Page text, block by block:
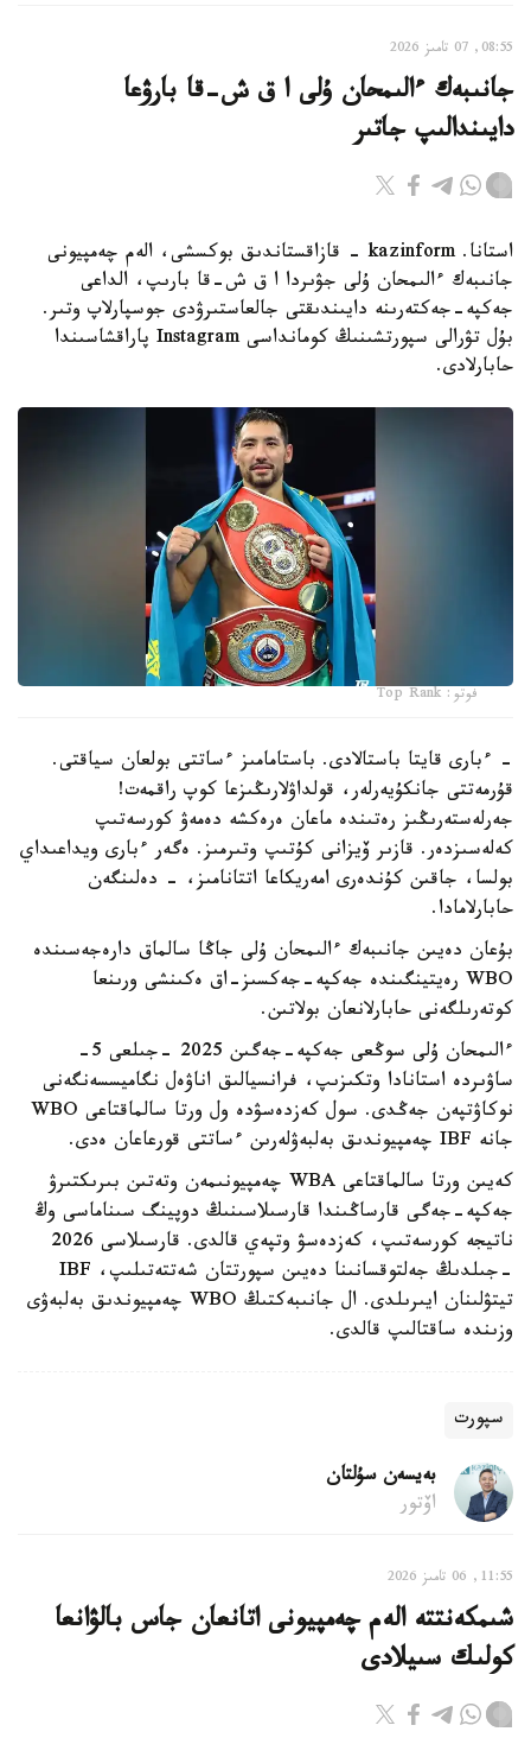
08:55, 07 تامىز 2026
جانىبەك ءالىمحان ۇلى ا ق ش-قا بارۋعا
دايىندالىپ جاتىر
استانا. kazinform - قازاقستاندىق بوكسشى، الەم چەمپيونى
جانىبەك ءالىمحان ۇلى جۋىردا ا ق ش-قا بارىپ، الداعى
جەكپە-جەكتەرىنە دايىندىقتى جالعاستىرۋدى جوسپارلاپ وتىر.
بۇل تۋرالى سپورتشىنىڭ كومانداسى Instagram پاراقشاسىندا
حابارلادى.
فوتو: Top Rank
- ءبارى قايتا باستالادى. باستامامىز ءساتتى بولعان سياقتى.
قۇرمەتتى جانكۇيەرلەر، قولداۋلارىڭىزعا كوپ راقمەت!
جەرلەستەرىڭىز رەتىندە ماعان ەرەكشە دەمەۋ كورسەتىپ
كەلەسىزدەر. قازىر ۆيزانى كۇتىپ وتىرمىز. ەگەر ءبارى ويداعىداي
بولسا، جاقىن كۇندەرى امەريكاعا اتتانامىز، - دەلىنگەن
حابارلامادا.
بۇعان دەيىن جانىبەك ءالىمحان ۇلى جاڭا سالماق دارەجەسىندە
WBO رەيتينگىندە جەكپە-جەكسىز-اق ەكىنشى ورىنعا
كوتەرىلگەنى حابارلانعان بولاتىن.
ءالىمحان ۇلى سوڭعى جەكپە-جەگىن 2025 -جىلعى 5-
ساۋىردە استانادا وتكىزىپ، فرانسيالىق اناۋەل نگاميسسەنگەنى
نوكاۋتپەن جەڭدى. سول كەزدەسۋدە ول ورتا سالماقتاعى WBO
جانە IBF چەمپيوندىق بەلبەۋلەرىن ءساتتى قورعاعان ەدى.
كەيىن ورتا سالماقتاعى WBA چەمپيونىمەن وتەتىن بىرىكتىرۋ
جەكپە-جەگى قارساڭىندا قارسىلاسىنىڭ دوپينگ سىناماسى وڭ
ناتيجە كورسەتىپ، كەزدەسۋ وتپەي قالدى. قارسىلاسى 2026
-جىلدىڭ جەلتوقسانىنا دەيىن سپورتتان شەتتەتىلىپ، IBF
تيتۋلىنان ايىرىلدى. ال جانىبەكتىڭ WBO چەمپيوندىق بەلبەۋى
وزىندە ساقتالىپ قالدى.
سپورت
بەيسەن سۇلتان
اۆتور
11:55, 06 تامىز 2026
شىمكەنتتە الەم چەمپيونى اتانعان جاس بالۋانعا
كولىك سىيلادى